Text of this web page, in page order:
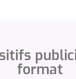
format